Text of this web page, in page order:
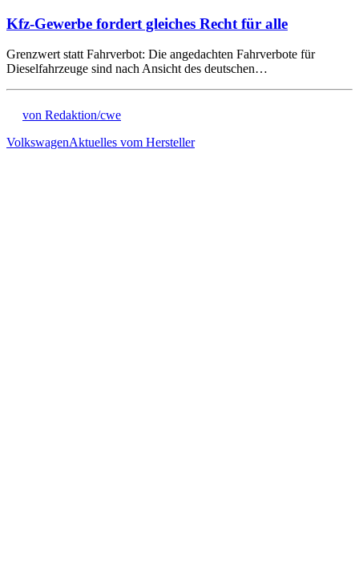
Kfz-Gewerbe fordert gleiches Recht für alle
Grenzwert statt Fahrverbot: Die angedachten Fahrverbote für
Dieselfahrzeuge sind nach Ansicht des deutschen…
von Redaktion/cwe
VolkswagenAktuelles vom Hersteller